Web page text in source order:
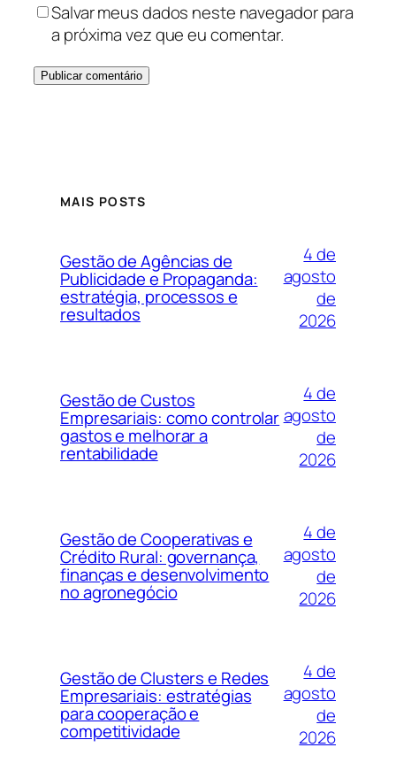
Salvar meus dados neste navegador para
a próxima vez que eu comentar.
MAIS POSTS
Gestão de Agências de
Publicidade e Propaganda:
estratégia, processos e
resultados
4 de
agosto
de
2026
Gestão de Custos
Empresariais: como controlar
gastos e melhorar a
rentabilidade
4 de
agosto
de
2026
Gestão de Cooperativas e
Crédito Rural: governança,
finanças e desenvolvimento
no agronegócio
4 de
agosto
de
2026
Gestão de Clusters e Redes
Empresariais: estratégias
para cooperação e
competitividade
4 de
agosto
de
2026